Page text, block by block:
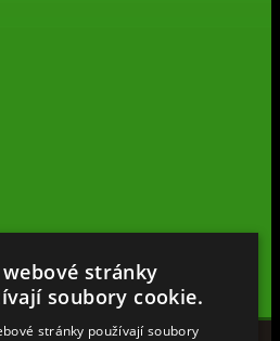
stránky
soubory cookie.
stránky používají soubory